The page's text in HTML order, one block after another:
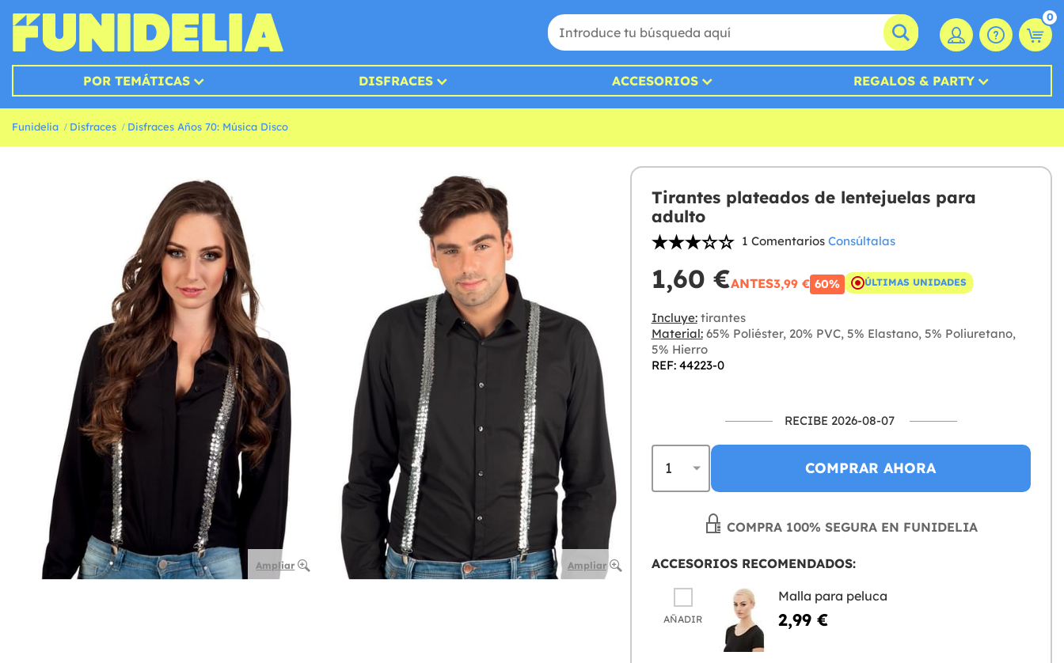
0
POR TEMÁTICAS DISFRACES ACCESORIOS REGALOS & PARTY
Funidelia Disfraces Disfraces Años 70: Música Disco
Ampliar Ampliar
Tirantes plateados de lentejuelas para
adulto
1 Comentarios Consúltalas
1,60 €ANTES3,99 € 60% ÚLTIMAS UNIDADES
Incluye:tirantes
Material:65% Poliéster, 20% PVC, 5% Elastano, 5% Poliuretano,
5% Hierro
REF: 44223-0
RECIBE 2026-08-07
COMPRAR AHORA
COMPRA 100% SEGURA EN FUNIDELIA
ACCESORIOS RECOMENDADOS:
AÑADIR
Malla para peluca
2,99 €